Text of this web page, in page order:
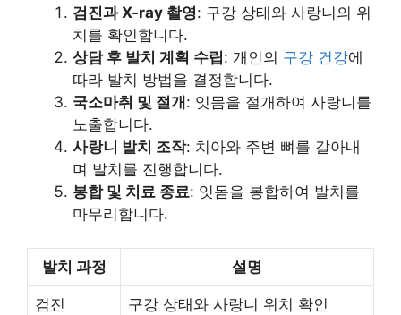
검진과 X-ray 촬영: 구강 상태와 사랑니의 위
치를 확인합니다.
상담 후 발치 계획 수립: 개인의 구강 건강에
따라 발치 방법을 결정합니다.
국소마취 및 절개: 잇몸을 절개하여 사랑니를
노출합니다.
사랑니 발치 조작: 치아와 주변 뼈를 갈아내
며 발치를 진행합니다.
봉합 및 치료 종료: 잇몸을 봉합하여 발치를
마무리합니다.
발치 과정 설명
검진 구강 상태와 사랑니 위치 확인